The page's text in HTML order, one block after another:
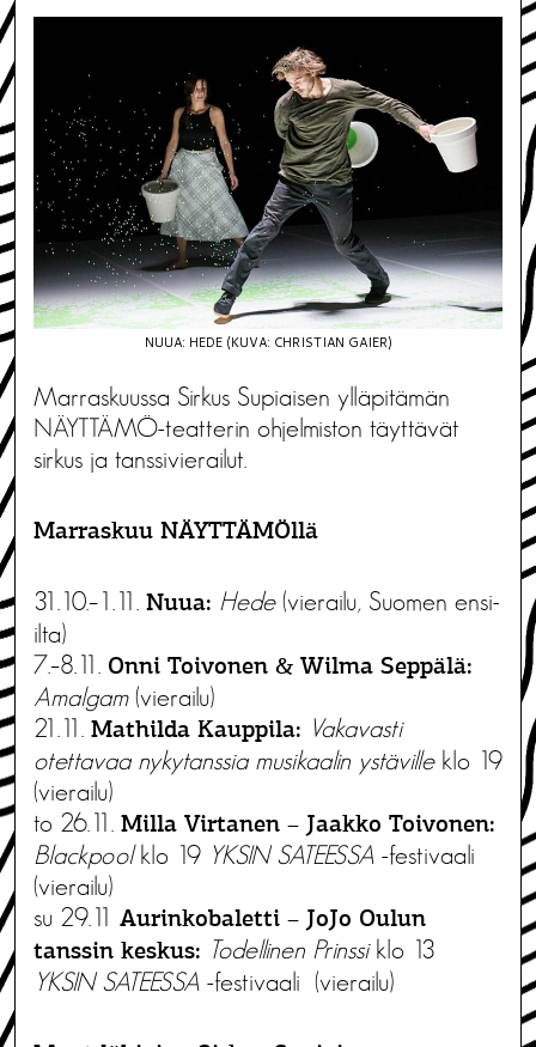
NUUA: HEDE (KUVA: CHRISTIAN GAIER)
Marraskuussa Sirkus Supiaisen ylläpitämän
NÄYTTÄMÖ-teatterin ohjelmiston täyttävät
sirkus ja tanssivierailut.
Marraskuu NÄYTTÄMÖllä
31.10.–1.11. Nuua: Hede(vierailu, Suomen ensi-
ilta)
7.–8.11. Onni Toivonen & Wilma Seppälä:
Amalgam(vierailu)
21.11. Mathilda Kauppila: Vakavasti
otettavaa nykytanssia musikaalin ystävilleklo 19
(vierailu)
to 26.11. Milla Virtanen – Jaakko Toivonen:
Blackpoolklo 19 YKSIN SATEESSA -festivaali
(vierailu)
su 29.11 Aurinkobaletti – JoJo Oulun
tanssin keskus: Todellinen Prinssiklo 13
YKSIN SATEESSA -festivaali (vierailu)